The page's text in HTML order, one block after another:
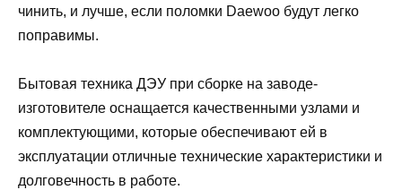
чинить, и лучше, если поломки Daewoo будут легко
поправимы.
Бытовая техника ДЭУ при сборке на заводе-
изготовителе оснащается качественными узлами и
комплектующими, которые обеспечивают ей в
эксплуатации отличные технические характеристики и
долговечность в работе.